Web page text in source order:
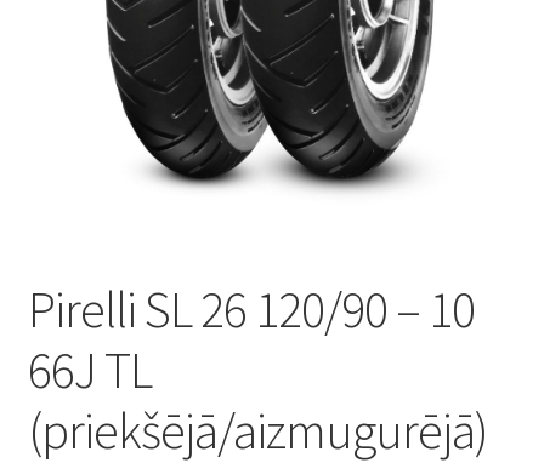
Pirelli SL 26 120/90 – 10
66J TL
(priekšējā/aizmugurējā)